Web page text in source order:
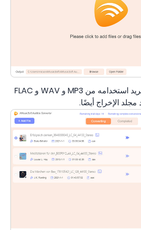
اختر التنسيق الذي تريد استخدامه من MP3 و WAV و FLAC